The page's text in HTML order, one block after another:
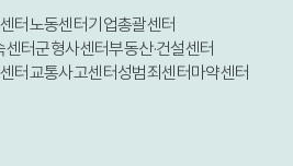
터노동센터기업총괄센터
센터군형사센터부동산·건설센터
터교통사고센터성범죄센터마약센터